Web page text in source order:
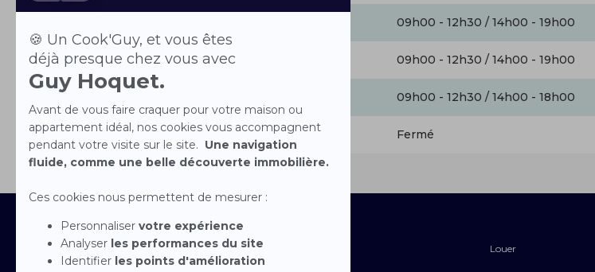
09h00 - 12h30 / 14h00 - 19h00
Vendredi 09h00 - 12h30 / 14h00 - 19h00
Samedi 09h00 - 12h30 / 14h00 - 18h00
Dimanche Fermé
Contactez-nous Devenir franchisé Louer